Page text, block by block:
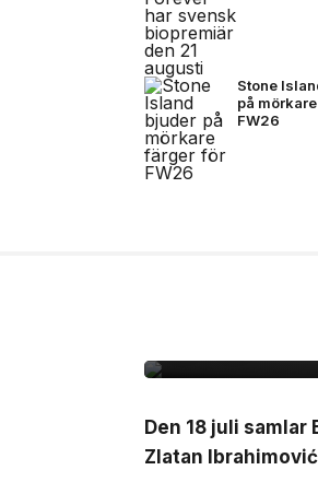
Stone
på
FW26
Den 18 juli samlar
Zlatan